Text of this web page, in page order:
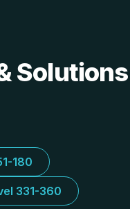
Solutions
180
331-360